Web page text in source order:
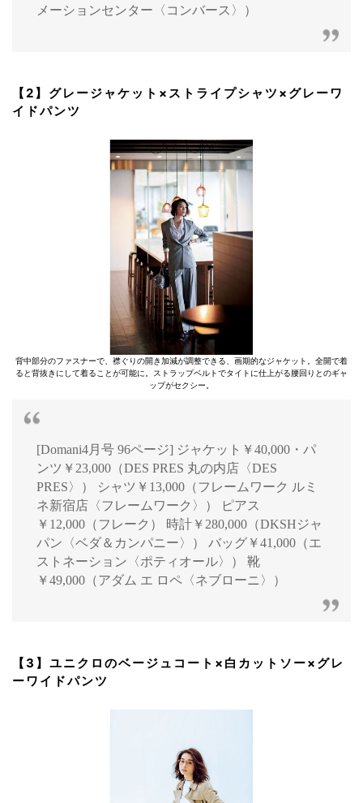
メーションセンター〈コンバース〉）
【2】グレージャケット×ストライプシャツ×グレーワ
イドパンツ
背中部分のファスナーで、襟ぐりの開き加減が調整できる、画期的なジャケット。全開で着
ると背抜きにして着ることが可能に。ストラップベルトでタイトに仕上がる腰回りとのギャ
ップがセクシー。
[Domani4月号 96ページ] ジャケット￥40,000・パ
ンツ￥23,000（DES PRES 丸の内店〈DES
PRES〉） シャツ￥13,000（フレームワーク ルミ
ネ新宿店〈フレームワーク〉） ピアス
￥12,000（フレーク） 時計￥280,000（DKSHジャ
パン〈ベダ＆カンパニー〉） バッグ￥41,000（エ
ストネーション〈ポティオール〉） 靴
￥49,000（アダム エ ロペ〈ネブローニ〉）
【3】ユニクロのベージュコート×白カットソー×グレ
ーワイドパンツ